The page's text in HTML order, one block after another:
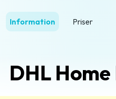
Information Priser
DHL